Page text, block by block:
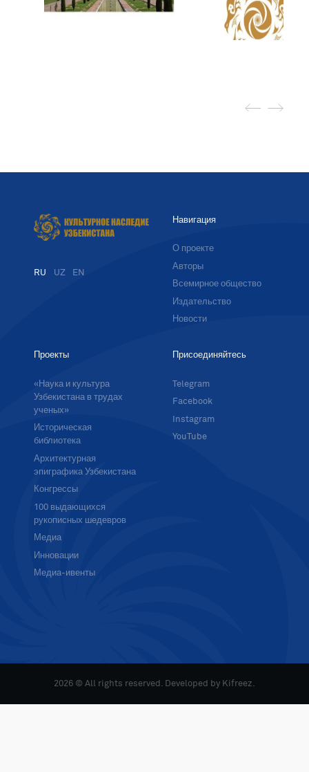
RU UZ EN
Навигация
О проекте
Авторы
Всемирное общество
Издательство
Новости
Проекты
«Наука и культура
Узбекистана в трудах
ученых»
Историческая
библиотека
Архитектурная
эпиграфика Узбекистана
Конгрессы
100 выдающихся
рукописных шедевров
Медиа
Инновации
Медиа-ивенты
Присоединяйтесь
Telegram
Facebook
Instagram
YouTube
2026 © All rights reserved. Developed by Kifreez.